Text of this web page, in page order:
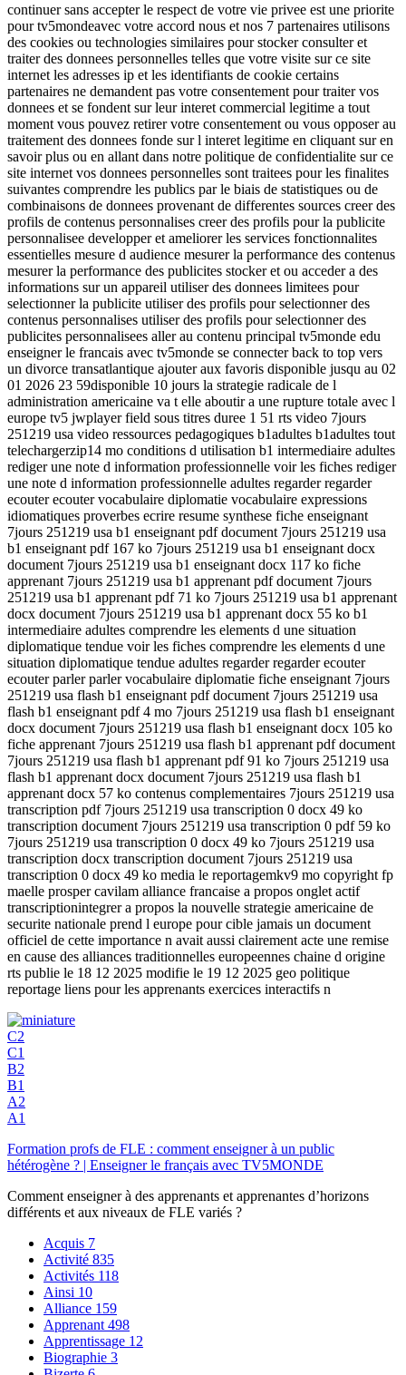
continuer sans accepter le respect de votre vie privee est une priorite
pour tv5mondeavec votre accord nous et nos 7 partenaires utilisons
des cookies ou technologies similaires pour stocker consulter et
traiter des donnees personnelles telles que votre visite sur ce site
internet les adresses ip et les identifiants de cookie certains
partenaires ne demandent pas votre consentement pour traiter vos
donnees et se fondent sur leur interet commercial legitime a tout
moment vous pouvez retirer votre consentement ou vous opposer au
traitement des donnees fonde sur l interet legitime en cliquant sur en
savoir plus ou en allant dans notre politique de confidentialite sur ce
site internet vos donnees personnelles sont traitees pour les finalites
suivantes comprendre les publics par le biais de statistiques ou de
combinaisons de donnees provenant de differentes sources creer des
profils de contenus personnalises creer des profils pour la publicite
personnalisee developper et ameliorer les services fonctionnalites
essentielles mesure d audience mesurer la performance des contenus
mesurer la performance des publicites stocker et ou acceder a des
informations sur un appareil utiliser des donnees limitees pour
selectionner la publicite utiliser des profils pour selectionner des
contenus personnalises utiliser des profils pour selectionner des
publicites personnalisees aller au contenu principal tv5monde edu
enseigner le francais avec tv5monde se connecter back to top vers
un divorce transatlantique ajouter aux favoris disponible jusqu au 02
01 2026 23 59disponible 10 jours la strategie radicale de l
administration americaine va t elle aboutir a une rupture totale avec l
europe tv5 jwplayer field sous titres duree 1 51 rts video 7jours
251219 usa video ressources pedagogiques b1adultes b1adultes tout
telechargerzip14 mo conditions d utilisation b1 intermediaire adultes
rediger une note d information professionnelle voir les fiches rediger
une note d information professionnelle adultes regarder regarder
ecouter ecouter vocabulaire diplomatie vocabulaire expressions
idiomatiques proverbes ecrire resume synthese fiche enseignant
7jours 251219 usa b1 enseignant pdf document 7jours 251219 usa
b1 enseignant pdf 167 ko 7jours 251219 usa b1 enseignant docx
document 7jours 251219 usa b1 enseignant docx 117 ko fiche
apprenant 7jours 251219 usa b1 apprenant pdf document 7jours
251219 usa b1 apprenant pdf 71 ko 7jours 251219 usa b1 apprenant
docx document 7jours 251219 usa b1 apprenant docx 55 ko b1
intermediaire adultes comprendre les elements d une situation
diplomatique tendue voir les fiches comprendre les elements d une
situation diplomatique tendue adultes regarder regarder ecouter
ecouter parler parler vocabulaire diplomatie fiche enseignant 7jours
251219 usa flash b1 enseignant pdf document 7jours 251219 usa
flash b1 enseignant pdf 4 mo 7jours 251219 usa flash b1 enseignant
docx document 7jours 251219 usa flash b1 enseignant docx 105 ko
fiche apprenant 7jours 251219 usa flash b1 apprenant pdf document
7jours 251219 usa flash b1 apprenant pdf 91 ko 7jours 251219 usa
flash b1 apprenant docx document 7jours 251219 usa flash b1
apprenant docx 57 ko contenus complementaires 7jours 251219 usa
transcription pdf 7jours 251219 usa transcription 0 docx 49 ko
transcription document 7jours 251219 usa transcription 0 pdf 59 ko
7jours 251219 usa transcription 0 docx 49 ko 7jours 251219 usa
transcription docx transcription document 7jours 251219 usa
transcription 0 docx 49 ko media le reportagemkv9 mo copyright fp
maelle prosper cavilam alliance francaise a propos onglet actif
transcriptionintegrer a propos la nouvelle strategie americaine de
securite nationale prend l europe pour cible jamais un document
officiel de cette importance n avait aussi clairement acte une remise
en cause des alliances traditionnelles europeennes chaine d origine
rts publie le 18 12 2025 modifie le 19 12 2025 geo politique
reportage liens pour les apprenants exercices interactifs n
C2
C1
B2
B1
A2
A1
Formation profs de FLE : comment enseigner à un public
hétérogène ? | Enseigner le français avec TV5MONDE
Comment enseigner à des apprenants et apprenantes d’horizons
différents et aux niveaux de FLE variés ?
Acquis 7
Activité 835
Activités 118
Ainsi 10
Alliance 159
Apprenant 498
Apprentissage 12
Biographie 3